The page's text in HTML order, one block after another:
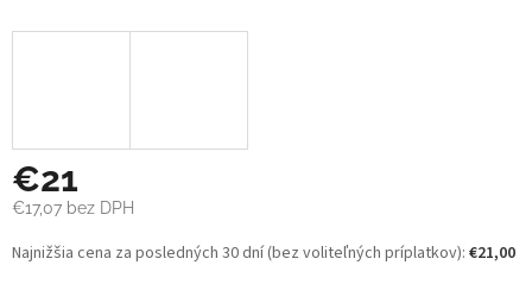
€21
€17,07 bez DPH
Jednotková
cena:
Najnižšia cena za posledných 30 dní (bez voliteľných príplatkov): €21,00